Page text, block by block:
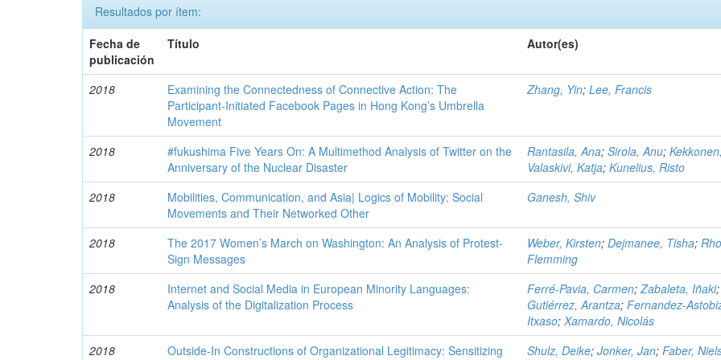
Resultados por ítem:
Fecha de
publicación
Título Autor(es)
2018
Examining the Connectedness of Connective Action: The
Participant-Initiated Facebook Pages in Hong Kong’s Umbrella
Movement
Zhang, Yin;Lee, Francis
2018
#fukushima Five Years On: A Multimethod Analysis of Twitter on the
Anniversary of the Nuclear Disaster
Rantasila, Ana;Sirola, Anu;
Valaskivi, Katja;Kunelius, Risto
2018
Mobilities, Communication, and Asia| Logics of Mobility: Social
Movements and Their Networked Other
Ganesh, Shiv
2018
The 2017 Women’s March on Washington: An Analysis of Protest-
Sign Messages
Weber, Kirsten;Dejmanee, Tisha;
Flemming
2018
Internet and Social Media in European Minority Languages:
Analysis of the Digitalization Process
Ferré-Pavia, Carmen;Zabaleta, Iñaki;
Gutiérrez, Arantza;Fernandez-
Itxaso;Xamardo, Nicolás
2018
Outside-In Constructions of Organizational Legitimacy: Sensitizing
Shulz, Deike;Jonker, Jan;Faber,